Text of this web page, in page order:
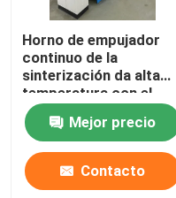
Productos
Sobre nosotros
Viaje de la fábrica
Horno de empujador
continuo de la
sinterización da alta
temperatura con el
carburo de silicio
Roces para las piezas
estructurales de la
circona del alúmina
Mejor precio
Contacto